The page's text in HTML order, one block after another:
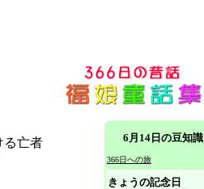
る亡者 6月14日の豆知識
366日への旅
きょうの記念日